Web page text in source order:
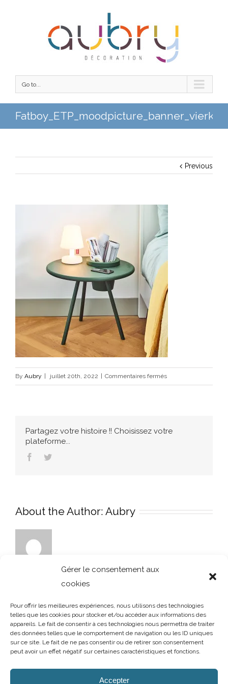
Gérer le consentement aux
cookies
Pour offrir les meilleures expériences, nous utilisons des technologies
telles que les cookies pour stocker et/ou accéder aux informations des
appareils. Le fait de consentir à ces technologies nous permettra de traiter
des données telles que le comportement de navigation ou les ID uniques
sur ce site. Le fait de ne pas consentir ou de retirer son consentement
peut avoir un effet négatif sur certaines caractéristiques et fonctions.
Accepter
Go to...
Previous
By Aubry juillet 20th, 2022 Commentaires ferméssur
Partagez votre histoire !! Choisissez votre
plateforme...
Facebook
About the Author: Aubry
60 86 (showroom n°2) /aubry-decoration@orange.fr